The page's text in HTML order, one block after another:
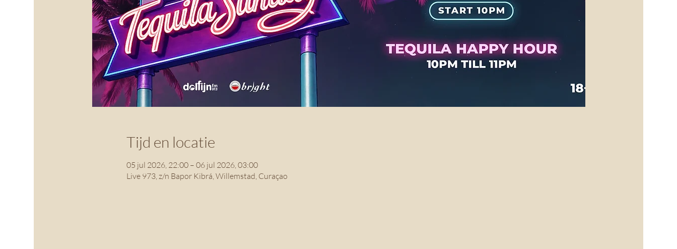
Tijd en locatie
05 jul 2026, 22:00 – 06 jul 2026, 03:00
Live 973, z/n Bapor Kibrá, Willemstad, Curaçao